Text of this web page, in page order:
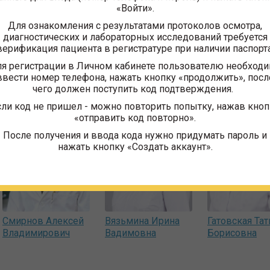
с 26.10.2019 г. по 25.10.2024 г.
Смирнов Алексей
Владимирович
Вязьмина Ирина
Вадимовна
Гатовская
Борисовна
«Войти».
Для ознакомления с результатами протоколов осмотра,
диагностических и лабораторных исследований требуется
пациента в регистратуре при наличии
регистрации в Личном кабинете пользователю
номер телефона, нажать кнопку «продолжить»,
чего должен поступить код подтверждения.
код не пришел - можно повторить попытку, нажав
«отправить код повторно».
После получения и ввода кода нужно придумать пароль и
нажать кнопку «Создать аккаунт».